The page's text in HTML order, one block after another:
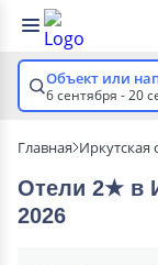
Объект или
6 сентября - 20
Главная Иркутская
Отели 2★ в
2026